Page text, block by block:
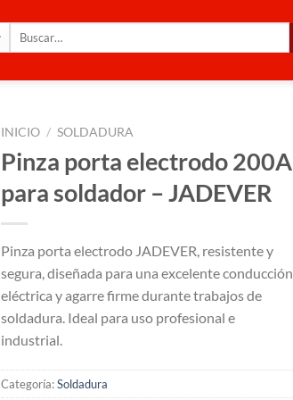
Buscar
INICIO / SOLDADURA
Pinza porta electrodo 200A
para soldador – JADEVER
Pinza porta electrodo JADEVER, resistente y
segura, diseñada para una excelente conducción
eléctrica y agarre firme durante trabajos de
soldadura. Ideal para uso profesional e
industrial.
Categoría:Soldadura